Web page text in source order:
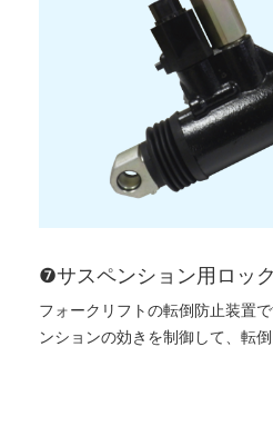
❼サスペンション用ロッ
フォークリフトの転倒防止装置
ンションの効きを制御して、転倒